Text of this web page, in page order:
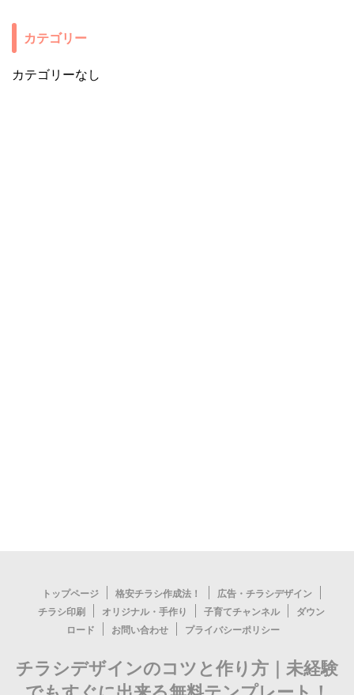
カテゴリー
カテゴリーなし
トップページ 格安チラシ作成法！
広告・チラシデザイン
チラシ印刷
オリジナル・手作り 子育てチャンネル
ダウン
ロード
お問い合わせ プライバシーポリシー
チラシデザインのコツと作り方｜未経験
© 2026 チラシデザインのコツと作り方｜未経験でもすぐに出来る無料